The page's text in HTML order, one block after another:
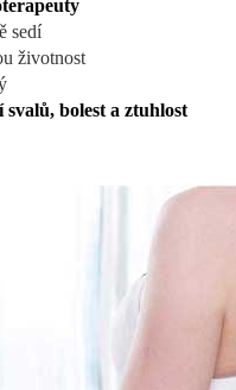
sedí
životnost
bolest a ztuhlost